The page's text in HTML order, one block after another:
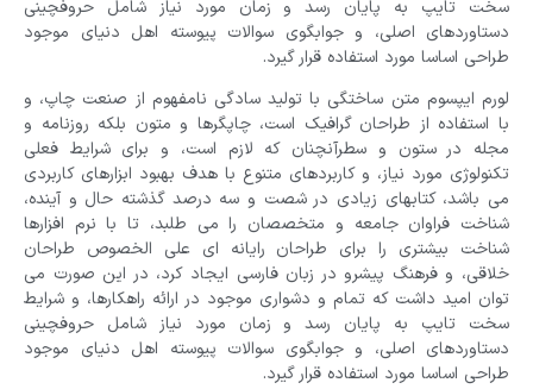
سخت تایپ به پایان رسد و زمان مورد نیاز شامل حروفچینی
دستاوردهای اصلی، و جوابگوی سوالات پیوسته اهل دنیای موجود
طراحی اساسا مورد استفاده قرار گیرد.
لورم ایپسوم متن ساختگی با تولید سادگی نامفهوم از صنعت چاپ، و
با استفاده از طراحان گرافیک است، چاپگرها و متون بلکه روزنامه و
مجله در ستون و سطرآنچنان که لازم است، و برای شرایط فعلی
تکنولوژی مورد نیاز، و کاربردهای متنوع با هدف بهبود ابزارهای کاربردی
می باشد، کتابهای زیادی در شصت و سه درصد گذشته حال و آینده،
شناخت فراوان جامعه و متخصصان را می طلبد، تا با نرم افزارها
شناخت بیشتری را برای طراحان رایانه ای علی الخصوص طراحان
خلاقی، و فرهنگ پیشرو در زبان فارسی ایجاد کرد، در این صورت می
توان امید داشت که تمام و دشواری موجود در ارائه راهکارها، و شرایط
سخت تایپ به پایان رسد و زمان مورد نیاز شامل حروفچینی
دستاوردهای اصلی، و جوابگوی سوالات پیوسته اهل دنیای موجود
طراحی اساسا مورد استفاده قرار گیرد.